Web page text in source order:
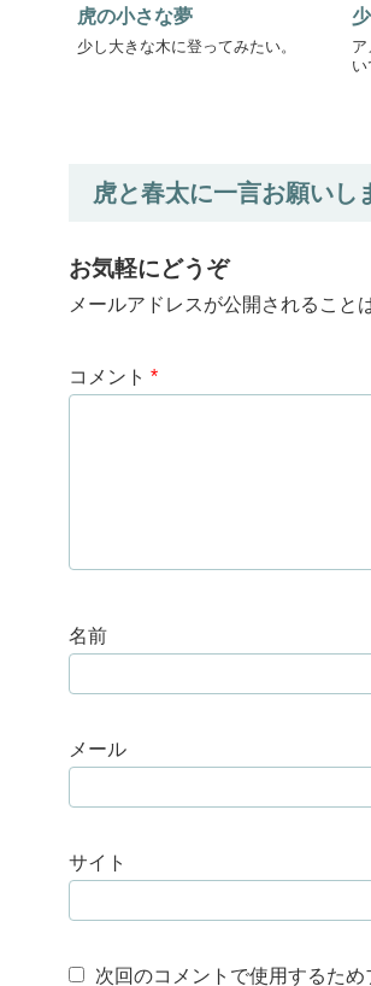
虎の小さな夢
少し大きな木に登ってみたい。
い
虎と春太に一言お願いし
お気軽にどうぞ
メールアドレスが公開されること
コメント *
名前
メール
サイト
次回のコメントで使用するた